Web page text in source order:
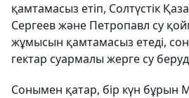
қамтамасыз етіп, Солтүстік
Сергеев және Петропавл су
жұмысын қамтамасыз етеді,
гектар суармалы жерге су
Сонымен қатар, бір күн бұрын